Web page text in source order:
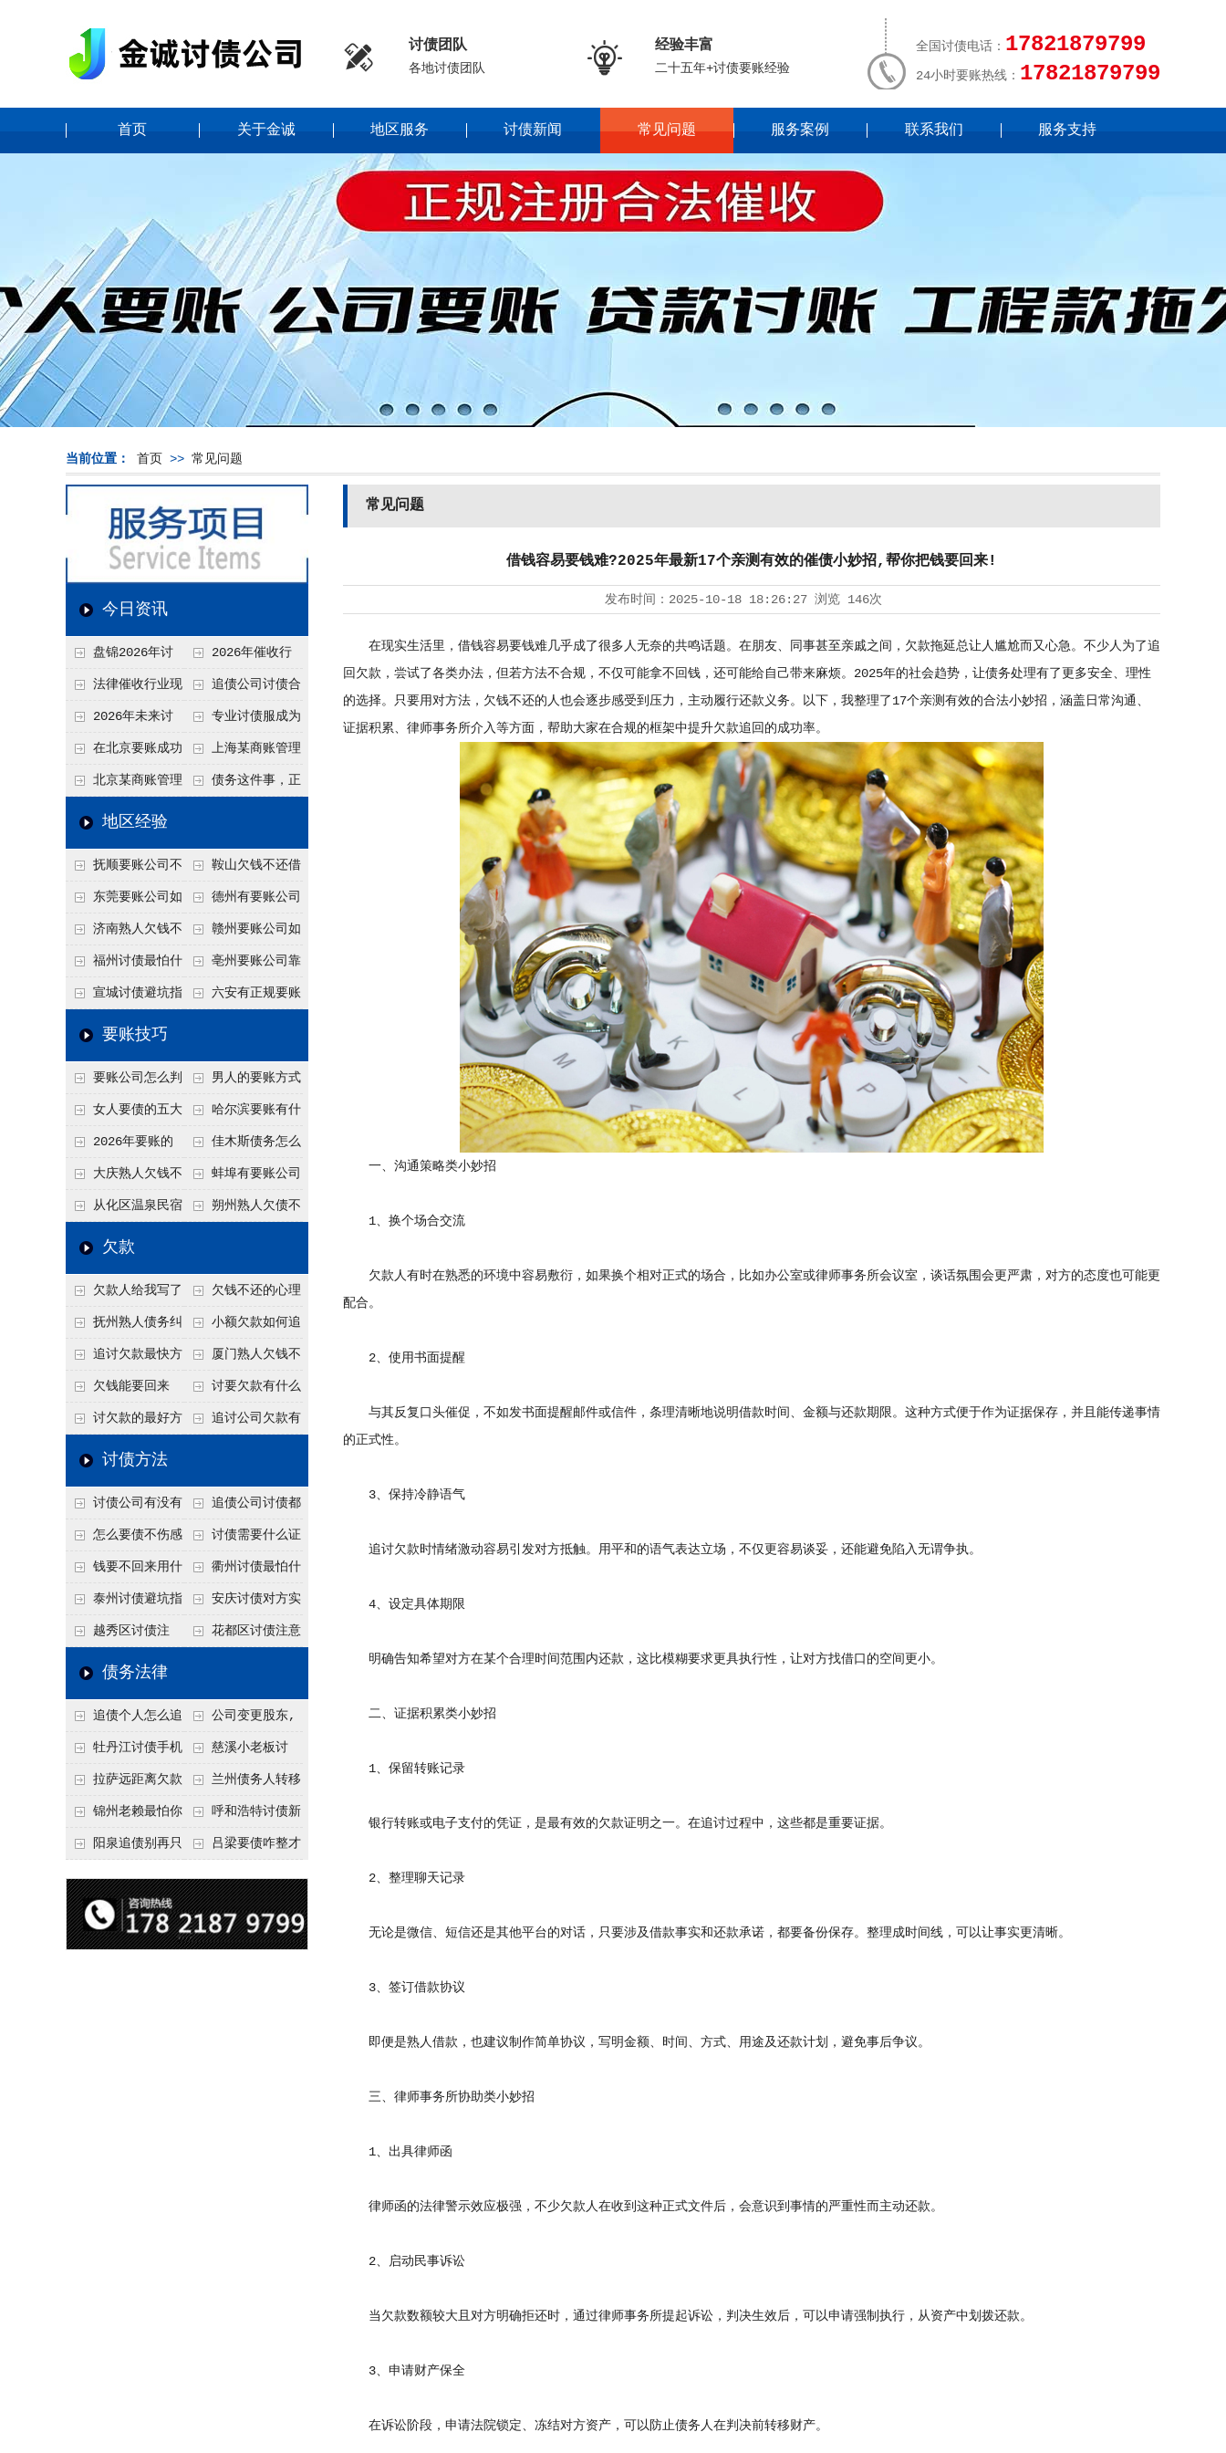
 讨债团队
各地讨债团队  经验丰富
二十五年+讨债要账经验
全国讨债电话： 17821879799
24小时要账热线： 17821879799
首页 关于金诚 地区服务 讨债新闻 常见问题 服务案例 联系我们 服务支持
当前位置： 首页 >> 常见问题
今日资讯
盘锦2026年讨
债新趋势
2026年催收行
业发展现状、竞争格
局及未来趋势分析
法律催收行业现
状、合规痛点与未来
发展趋势深度解析
追债公司讨债合
法方法总结
2026年未来讨
债要账公司发展趋势
专业讨债服成为
2026年的发展趋势
在北京要账成功
率高吗？未来追账公
司发展趋势引发行业
上海某商账管理
机构聚焦合规服务
北京某商账管理
服务机构持续提升合
力企业化解应收账款
难题
债务这件事，正
地区经验
抚顺要账公司不
敢透漏的追回方法是
什么？
鞍山欠钱不还借
口太多？2026年这3
句反问话术，直接把
他后路堵死
东莞要账公司如
何有效要账讨债？20
26年合法追债经验总
结！
德州有要账公司
吗？如何合法讨债才
不沾风险？
济南熟人欠钱不
还？
赣州要账公司如
何有效讨债？合法追
债四步秘籍
福州讨债最怕什
么？2026年这两个关
键细节，做错就很难
亳州要账公司靠
谱吗？合法讨债四步
宣城讨债避坑指
南：2026年这2个细
回！
六安有正规要账
要账技巧
要账公司怎么判
断这个案子能不能
接？接案评估的标准
男人的要账方式
是什么呢？
女人要债的五大
绝招,轻松搞定
哈尔滨要账有什
么合法手段？2026年
最新追账方式总结！
2026年要账的
七个小方法
佳木斯债务怎么
追回呢？2026年成功
要账就用这2招
大庆熟人欠钱不
还躲猫猫？2026年这
个“诉前调解”成功率
蚌埠有要账公司
吗？2026年这3个方
从化区温泉民宿
老板借钱不还？2026
施压，立马主动结清
朔州熟人欠债不
死账变活
欠款
欠款人给我写了
还款计划书有用吗？
书面承诺的法律效力
欠钱不还的心理
是什么？读懂欠款人
的心态催收事半功倍
抚州熟人债务纠
纷咋办？这一招好开
口
小额欠款如何追
讨
追讨欠款最快方
法是什么？
厦门熟人欠钱不
还？2026年合法秘
籍！
欠钱能要回来
吗？
讨要欠款有什么
好办法
讨欠款的最好方 追讨公司欠款有
讨债方法
讨债公司有没有
行业协会？正规机构
的行业自律和认证
追债公司讨债都
有哪些手段
怎么要债不伤感
情？
讨债需要什么证
据
钱要不回来用什
么方法要回来
衢州讨债最怕什
么？2026年这两个关
键细节，做错就很难
泰州讨债避坑指
南：2026年这2个细
节不注意，钱很难要
安庆讨债对方实
在没钱咋办？
越秀区讨债注
意！没有借条只有微
把钱要回来
花都区讨债注意
节点”催收最有效
债务法律
追债个人怎么追
回呢？2026年最新绝
招选择！
公司变更股东,
变更前的债权债务谁
承担
牡丹江讨债手机
搞定：2026年线上立
案追债全流程，足不
出户
慈溪小老板讨
债，2026年这2个本
地行业协会出面，比
法院传票快
拉萨远距离欠款
对方在牧区联系不
上，2026年委托当地
兰州债务人转移
财产后申请破产，20
26年破产程序里还能
锦州老赖最怕你
懂这1条，2026
罪”详解，能判刑
呼和浩特讨债新
招：2026年用“律师
成本低见效快
阳泉追债别再只
类隐形财产（公积
金、保单）也能执行
吕梁要债咋整才
调解渠道，比找公司
强
常见问题
借钱容易要钱难?2025年最新17个亲测有效的催债小妙招,帮你把钱要回来!
发布时间： 2025-10-18 18:26:27 浏览 146次
在现实生活里，借钱容易要钱难几乎成了很多人无奈的共鸣话题。在朋友、同事甚至亲戚之间，欠款拖延总让人尴尬而又心急。不少人为了追
回欠款，尝试了各类办法，但若方法不合规，不仅可能拿不回钱，还可能给自己带来麻烦。2025年的社会趋势，让债务处理有了更多安全、理性
的选择。只要用对方法，欠钱不还的人也会逐步感受到压力，主动履行还款义务。以下，我整理了17个亲测有效的合法小妙招，涵盖日常沟通、
证据积累、律师事务所介入等方面，帮助大家在合规的框架中提升欠款追回的成功率。
一、沟通策略类小妙招
1、换个场合交流
欠款人有时在熟悉的环境中容易敷衍，如果换个相对正式的场合，比如办公室或律师事务所会议室，谈话氛围会更严肃，对方的态度也可能更
配合。
2、使用书面提醒
与其反复口头催促，不如发书面提醒邮件或信件，条理清晰地说明借款时间、金额与还款期限。这种方式便于作为证据保存，并且能传递事情
的正式性。
3、保持冷静语气
追讨欠款时情绪激动容易引发对方抵触。用平和的语气表达立场，不仅更容易谈妥，还能避免陷入无谓争执。
4、设定具体期限
明确告知希望对方在某个合理时间范围内还款，这比模糊要求更具执行性，让对方找借口的空间更小。
二、证据积累类小妙招
1、保留转账记录
银行转账或电子支付的凭证，是最有效的欠款证明之一。在追讨过程中，这些都是重要证据。
2、整理聊天记录
无论是微信、短信还是其他平台的对话，只要涉及借款事实和还款承诺，都要备份保存。整理成时间线，可以让事实更清晰。
3、签订借款协议
即便是熟人借款，也建议制作简单协议，写明金额、时间、方式、用途及还款计划，避免事后争议。
三、律师事务所协助类小妙招
1、出具律师函
律师函的法律警示效应极强，不少欠款人在收到这种正式文件后，会意识到事情的严重性而主动还款。
2、启动民事诉讼
当欠款数额较大且对方明确拒还时，通过律师事务所提起诉讼，判决生效后，可以申请强制执行，从资产中划拨还款。
3、申请财产保全
在诉讼阶段，申请法院锁定、冻结对方资产，可以防止债务人在判决前转移财产。